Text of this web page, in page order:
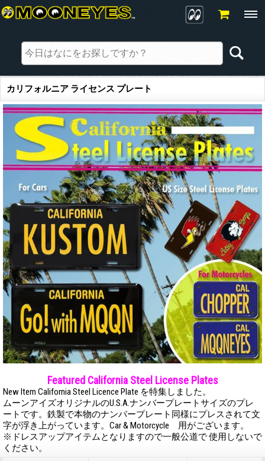
カリフォルニア ライセンス プレート
Featured California Steel License Plates
New Item California Steel Licence Plate を特集しました。
ムーンアイズオリジナルのU.S.A.ナンバープレートサイズのプレ
ートです。鉄製で本物のナンバープレート同様にプレスされて文
字が浮き上がっています。Car & Motorcycle 用がございます。
※ドレスアップアイテムとなりますので一般公道で 使用しないで
ください。